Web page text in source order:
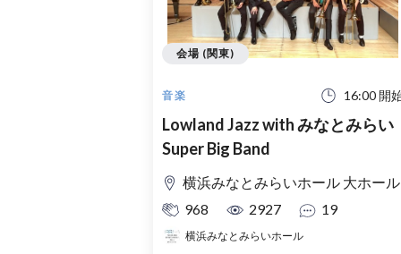
音楽 16:00 開
Lowland Jazz with みなとみらい
Super Big Band
横浜みなとみらいホール 大ホール
968
2927 19
横浜みなとみらいホール
会場 (関東)